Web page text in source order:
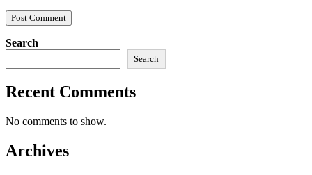
Search
Search
Recent Comments
No comments to show.
Archives